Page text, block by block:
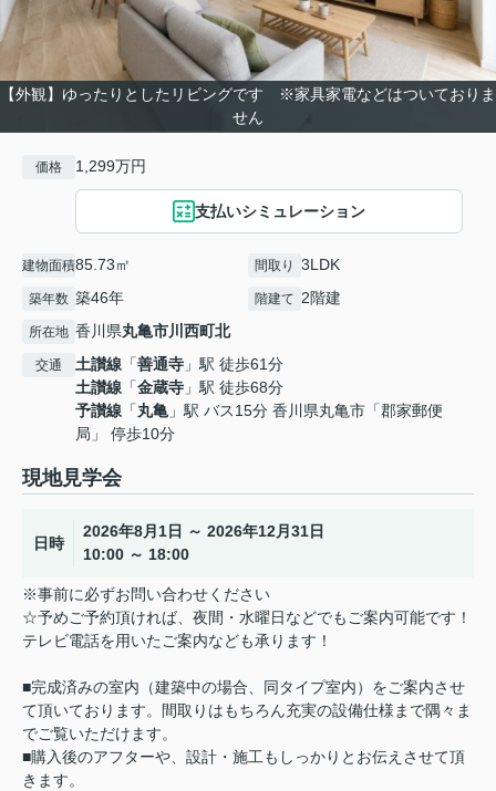
【外観】ゆったりとしたリビングです ※家具家電などはついておりま
せん
価格 1,299万円
支払いシミュレーション
建物面積85.73㎡ 間取り 3LDK
築年数 築46年 階建て 2階建
所在地 香川県丸亀市川西町北
交通 土讃線 「善通寺 」駅 徒歩61分
土讃線 「金蔵寺 」駅 徒歩68分
予讃線 「丸亀」駅 バス15分 香川県丸亀市「郡家郵便
局」 停歩10分
現地見学会
日時
2026年8月1日 ～ 2026年12月31日
10:00 ～ 18:00
※事前に必ずお問い合わせください
☆予めご予約頂ければ、夜間・水曜日などでもご案内可能です！
テレビ電話を用いたご案内なども承ります！
■完成済みの室内（建築中の場合、同タイプ室内）をご案内させ
て頂いております。間取りはもちろん充実の設備仕様まで隅々ま
でご覧いただけます。
■購入後のアフターや、設計・施工もしっかりとお伝えさせて頂
きます。